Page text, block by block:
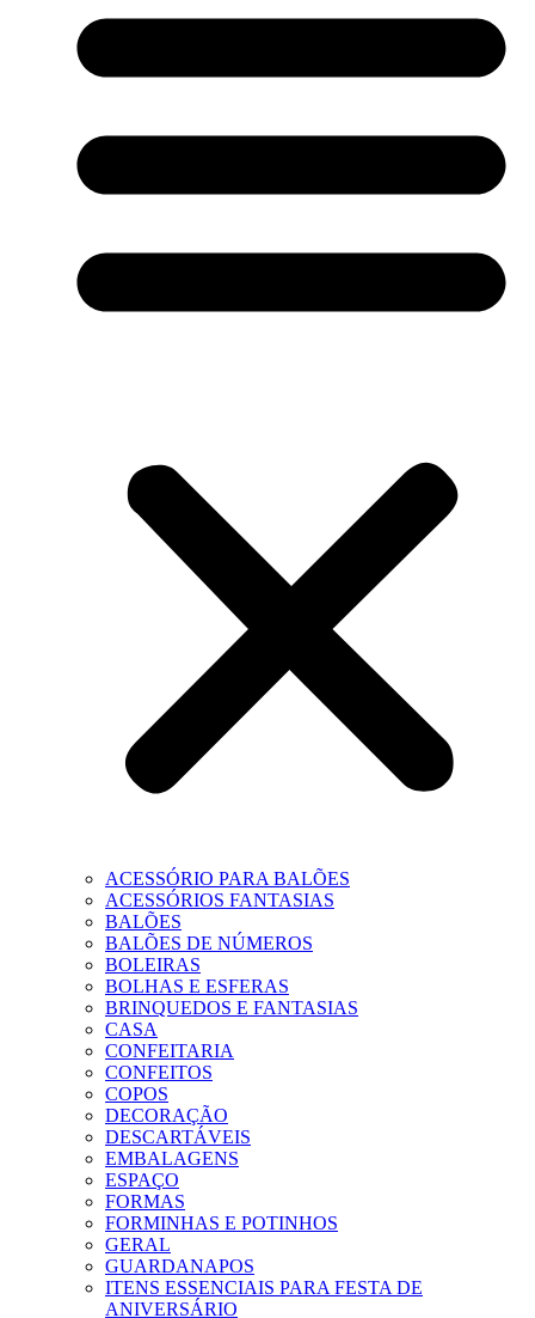
ACESSÓRIO PARA BALÕES
ACESSÓRIOS FANTASIAS
BALÕES
BALÕES DE NÚMEROS
BOLEIRAS
BOLHAS E ESFERAS
BRINQUEDOS E FANTASIAS
CASA
CONFEITARIA
CONFEITOS
COPOS
DECORAÇÃO
DESCARTÁVEIS
EMBALAGENS
ESPAÇO
FORMAS
FORMINHAS E POTINHOS
GERAL
GUARDANAPOS
ITENS ESSENCIAIS PARA FESTA DE
ANIVERSÁRIO